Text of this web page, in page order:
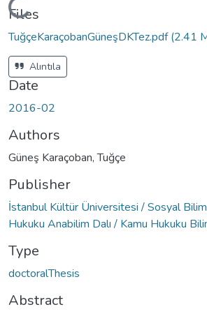
Loading...
Files
TuğçeKaraçobanGüneşDKTez.pdf(2.41
Alıntıla
Date
2016-02
Authors
Güneş Karaçoban, Tuğçe
Publisher
İstanbul Kültür Üniversitesi / Sosyal
Hukuku Anabilim Dalı / Kamu Hukuku
Type
doctoralThesis
Abstract